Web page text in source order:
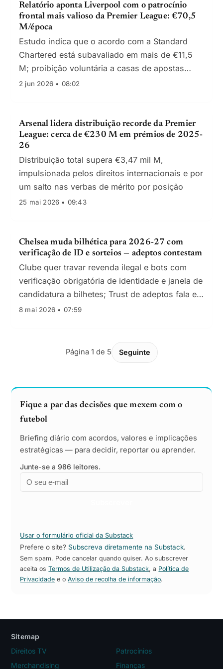
Relatório aponta Liverpool com o patrocínio
frontal mais valioso da Premier League: €70,5
M/época
Estudo indica que o acordo com a Standard
Chartered está subavaliado em mais de €11,5
M; proibição voluntária a casas de apostas
reduz a procura por parceiros.
2 jun 2026 • 08:02
Arsenal lidera distribuição recorde da Premier
League: cerca de €230 M em prémios de 2025-
26
Distribuição total supera €3,47 mil M,
impulsionada pelos direitos internacionais e por
um salto nas verbas de mérito por posição
25 mai 2026 • 09:43
Chelsea muda bilhética para 2026-27 com
verificação de ID e sorteios — adeptos contestam
Clube quer travar revenda ilegal e bots com
verificação obrigatória de identidade e janela de
candidatura a bilhetes; Trust de adeptos fala em
perda de acesso para quem acumula pontos de
8 mai 2026 • 07:59
Página 1 de 5 Seguinte
Fique a par das decisões que mexem com o
futebol
Briefing diário com acordos, valores e implicações
estratégicas — para decidir, reportar ou aprender.
Junte-se a 986 leitores.
Email
Empresa
Usar o formulário oficial da Substack
Prefere o site?Subscreva diretamente na Substack.
Sem spam. Pode cancelar quando quiser. Ao subscrever
aceita osTermos de Utilização da Substack , a Política de
Privacidade e oAviso de recolha de informação.
Sitemap
Direitos TV
Patrocínios
Merchandising
Finanças